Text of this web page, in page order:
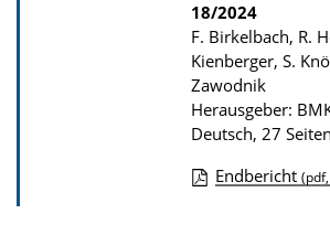
t
i
o
n
18/2024
F. Birkelbach, R.
Kienberger, S.
Zawodnik
Herausgeber:
Deutsch, 27 Seiten
Endbericht